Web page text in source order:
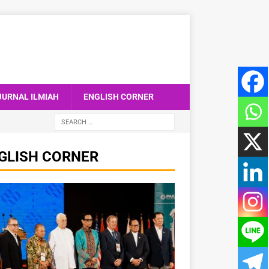
ILMIAH ENGLISH CORNER
CORNER